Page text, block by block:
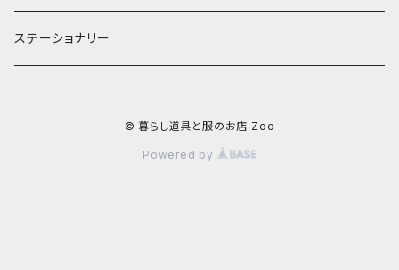
靴・くつした
スタイ・エプロン
ステーショナリー
© 暮らし道具と服のお店 Zoo
Powered by